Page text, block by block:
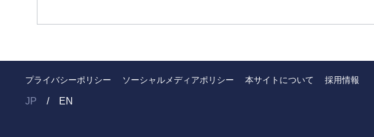
プライバシーポリシー ソーシャルメディアポリシー 本サイトについて 採用情報
JP EN